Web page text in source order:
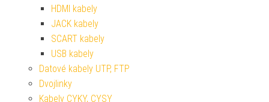
HDMI kabely
JACK kabely
SCART kabely
USB kabely
Datové kabely UTP, FTP
Dvojlinky
Kabely CYKY, CYSY